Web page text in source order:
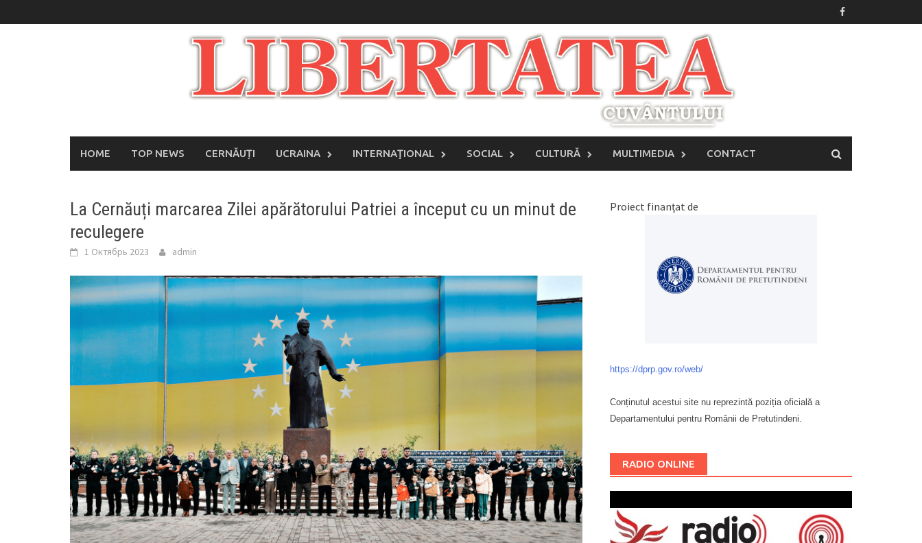
to
HOME TOP NEWS CERNĂUȚI UCRAINA INTERNAŢIONAL SOCIAL CULTURĂ MULTIMEDIA CONTACT
La Cernăuți marcarea Zilei apărătorului Patriei a început cu un minut de
reculegere
1 Октябрь 2023 admin
Proiect finanțat de
https://dprp.gov.ro/web/
Conținutul acestui site nu reprezintă poziția oficială a
Departamentului pentru Românii de Pretutindeni.
RADIO ONLINE